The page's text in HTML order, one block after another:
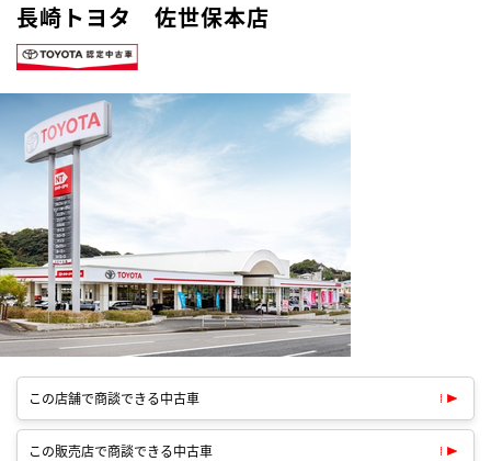
長崎トヨタ 佐世保本店
この店舗で商談できる中古車
この販売店で商談できる中古車